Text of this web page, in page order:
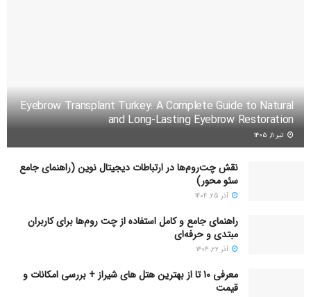
Eyebrow Transplant Turkey: A Complete Guide to Natural
and Long-Lasting Eyebrow Restoration
تیر ۱۱, ۱۴۰۵
نقش چت‌روم‌ها در ارتباطات دیجیتال نوین (راهنمای جامع
سئو محور)
آذر ۲۵, ۱۴۰۴
راهنمای جامع و کامل استفاده از چت روم‌ها برای کاربران
مبتدی و حرفه‌ای
آذر ۲۲, ۱۴۰۴
معرفی 10 تا از بهترین هتل های شیراز + بررسی امکانات و
قیمت